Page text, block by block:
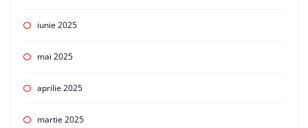
iunie 2025
mai 2025
aprilie 2025
martie 2025